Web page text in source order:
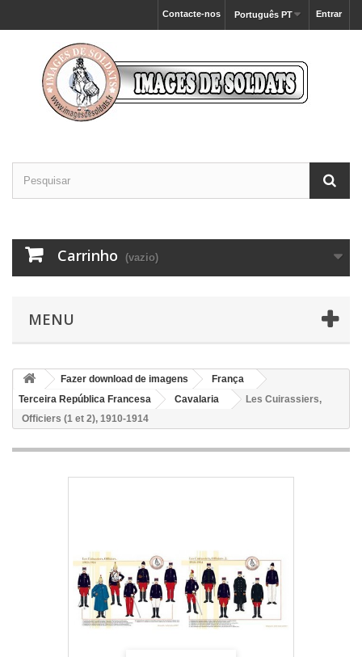
Entrar
Português PT
Contacte-nos
Carrinho (vazio)
MENU
Fazer download de imagens
França
Terceira República Francesa
Cavalaria
Les Cuirassiers,
Officiers (1 et 2), 1910-1914